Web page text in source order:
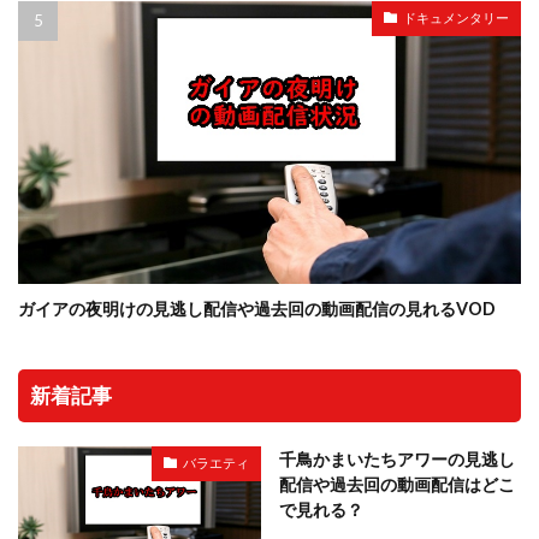
ドキュメンタリー
ガイアの夜明けの見逃し配信や過去回の動画配信の見れるVOD
新着記事
バラエティ
千鳥かまいたちアワーの見逃し
配信や過去回の動画配信はどこ
で見れる？